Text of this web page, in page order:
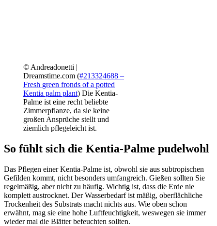
© Andreadonetti |
Dreamstime.com (#213324688 –
Fresh green fronds of a potted
Kentia palm plant) Die Kentia-
Palme ist eine recht beliebte
Zimmerpflanze, da sie keine
großen Ansprüche stellt und
ziemlich pflegeleicht ist.
So fühlt sich die Kentia-Palme pudelwohl
Das Pflegen einer Kentia-Palme ist, obwohl sie aus subtropischen
Gefilden kommt, nicht besonders umfangreich. Gießen sollten Sie
regelmäßig, aber nicht zu häufig. Wichtig ist, dass die Erde nie
komplett austrocknet. Der Wasserbedarf ist mäßig, oberflächliche
Trockenheit des Substrats macht nichts aus. Wie oben schon
erwähnt, mag sie eine hohe Luftfeuchtigkeit, weswegen sie immer
wieder mal die Blätter befeuchten sollten.